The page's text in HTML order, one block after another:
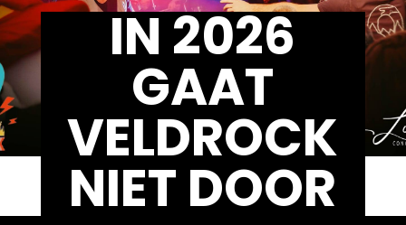
IN 2026
GAAT
VELDROCK
NIET DOOR